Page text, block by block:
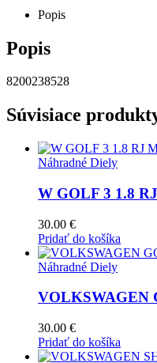
Popis
Popis
8200238528
Súvisiace
Náhradné Diely
W GOLF 3 1.8
30.00 €
Pridať do košíka
Náhradné Diely
VOLKSWAGEN
30.00 €
Pridať do košíka